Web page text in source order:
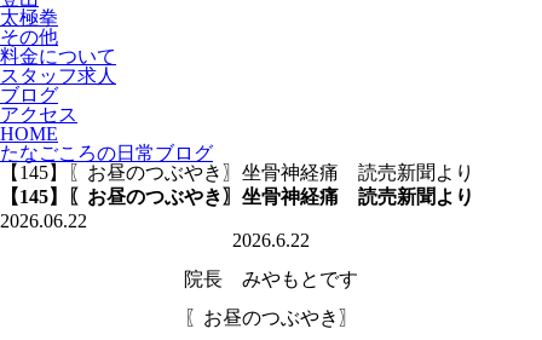
太極拳
その他
料金について
スタッフ求人
ブログ
アクセス
HOME
たなごころの日常ブログ
【145】〖お昼のつぶやき〗坐骨神経痛 読売新聞より
【145】〖お昼のつぶやき〗坐骨神経痛 読売新聞より
2026.06.22
2026.6.22
院長 みやもとです
〖お昼のつぶやき〗